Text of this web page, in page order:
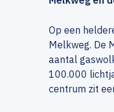
Op een
Melkweg. De
aantal
100.000
centrum zit